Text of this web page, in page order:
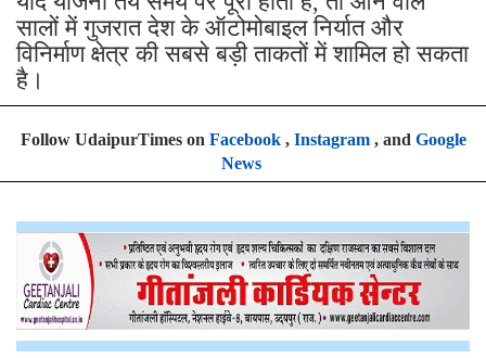
सालों में गुजरात देश के ऑटोमोबाइल निर्यात और
विनिर्माण क्षेत्र की सबसे बड़ी ताकतों में शामिल हो सकता
है।
Follow UdaipurTimes on Facebook, Instagram, and Google
News